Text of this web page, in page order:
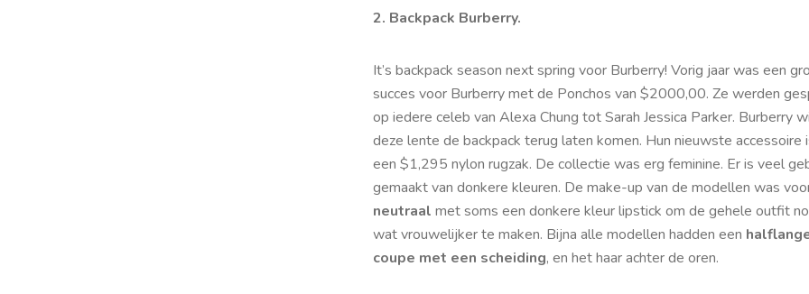
2. Backpack Burberry.
It’s backpack season next spring voor Burberry! Vorig jaar was een
succes voor Burberry met de Ponchos van $2000,00. Ze werden
op iedere celeb van Alexa Chung tot Sarah Jessica Parker. Burberry
deze lente de backpack terug laten komen. Hun nieuwste accessoire
een $1,295 nylon rugzak. De collectie was erg feminine. Er is veel
gemaakt van donkere kleuren. De make-up van de modellen was
neutraal met soms een donkere kleur lipstick om de gehele outfit
wat vrouwelijker te maken. Bijna alle modellen hadden een
coupe met een scheiding, en het haar achter de oren.